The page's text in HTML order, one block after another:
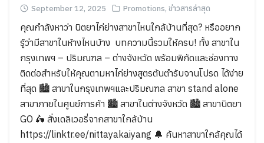
September 12, 2025 Promotions, ข่าวสารล่าสุด
คุณกำลังหาว่า นิตยาไก่ย่างสาขาไหนใกล้บ้านที่สุด? หรืออยาก
รู้ว่ามีสาขาในห้างไหนบ้าง บทความนี้รวมให้ครบ! ทั้ง สาขาใน
กรุงเทพฯ – ปริมณฑล – ต่างจังหวัด พร้อมพิกัดและช่องทาง
ติดต่อสำหรับให้คุณตามหาไก่ย่างสูตรต้นตำรับจานโปรด ได้ง่าย
ที่สุด 🏙 สาขาในกรุงเทพฯและปริมณฑล สาขา stand alone
สาขาภายในศูนย์การค้า 🏙 สาขาในต่างจังหวัด 🏙 สาขานิตยา
GO 🛵 สั่งเดลิเวอรี่จากสาขาใกล้บ้าน
https://linktr.ee/nittayakaiyang 🔔 ค้นหาสาขาใกล้คุณได้